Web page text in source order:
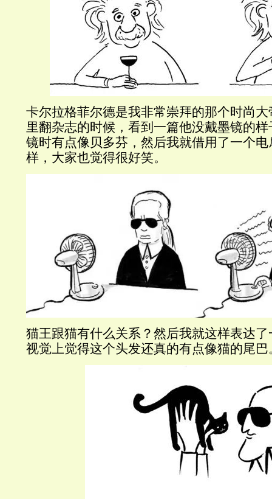
卡尔拉格菲尔德是我非常崇拜的那个时尚
里翻杂志的时候，看到一篇他没戴墨镜的
镜时有点像贝多芬，然后我就借用了一个
样，大家也觉得很好笑。
猫王跟猫有什么关系？然后我就这样表达
视觉上觉得这个头发还真的有点像猫的尾巴